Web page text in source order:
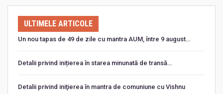
ULTIMELE ARTICOLE
Un nou tapas de 49 de zile cu mantra AUM, între 9 august…
Detalii privind inițierea în starea minunată de transă…
Detalii privind iniţierea în mantra de comuniune cu Vishnu